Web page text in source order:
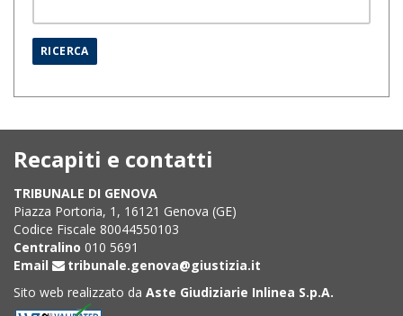
Recapiti e contatti
TRIBUNALE DI GENOVA
Piazza Portoria, 1, 16121 Genova (GE)
Codice Fiscale 80044550103
Centralino 010 5691
Email
tribunale.genova@giustizia.it
Sito web realizzato da Aste Giudiziarie Inlinea S.p.A.